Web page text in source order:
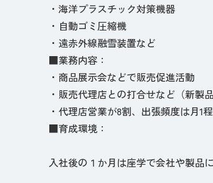
・海洋プラスチック対策機器
・自動ゴミ圧縮機
・遠赤外線融雪装置など
■業務内容：
・商品展示会などで販売促進活動
・販売代理店との打合せなど（新
・代理店営業が8割、出張頻度は月
■育成環境：
入社後の１か月は座学で会社や製品